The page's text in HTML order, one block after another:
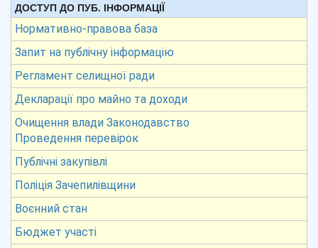
ДОСТУП ДО ПУБ. ІНФОРМАЦІЇ
Нормативно-правова база
Запит на публічну інформацію
Регламент селищної ради
Декларації про майно та доходи
Очищення влади Законодавство
Проведення перевірок
Публічні закупівлі
Поліція Зачепилівщини
Воєнний стан
Бюджет участі